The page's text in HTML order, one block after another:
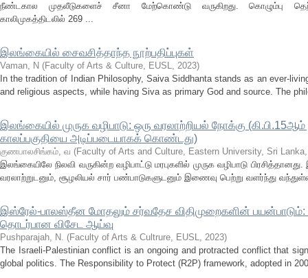
நீண்டகால முதலீடுகளைச் சீனா மேற்கொண்டு வருகிறது. கொழும்பு
காலிமுகத்திடலில் 269 ...
இலங்கையில் சைவசித்தாந்த நூற்பதிப்புகள்
Vaman, N (Faculty of Arts & Culture, EUSL, 2023)
In the tradition of Indian Philosophy, Saiva Siddhanta stands as an ever-
and religious aspects, while having Siva as primary God and source. The
இலங்கையில் முருக வழிபாடு: ஒரு வரலாற்றியல் நோக்கு
காலப்பகுதியை அடிப்படையாகக் கொண்டது)
குணபாலசிங்கம், வ (Faculty of Arts and Culture, Eastern University, Sri Lanka
இலங்கையிலே நிலவி வருகின்ற வழிபாட்டு மரபுகளில் முருக வழிபாடு
வரலாற்றுடனும், சூழலியல் சார் பண்பாடுகளுடனும் இணைவு பெற்று வளர்ந்து
இஸ்ரேல்-பாலஸ்தீன மோதலும் சர்வதேச விதிமுறைகளின் பயன்பாடும்:
தொடர்பான விசேட ஆய்வு
Pushparajah, N. (Faculty of Arts & Cultrure, EUSL, 2023)
The Israeli-Palestinian conflict is an ongoing and protracted conflict that
global politics. The Responsibility to Protect (R2P) framework, adopted in